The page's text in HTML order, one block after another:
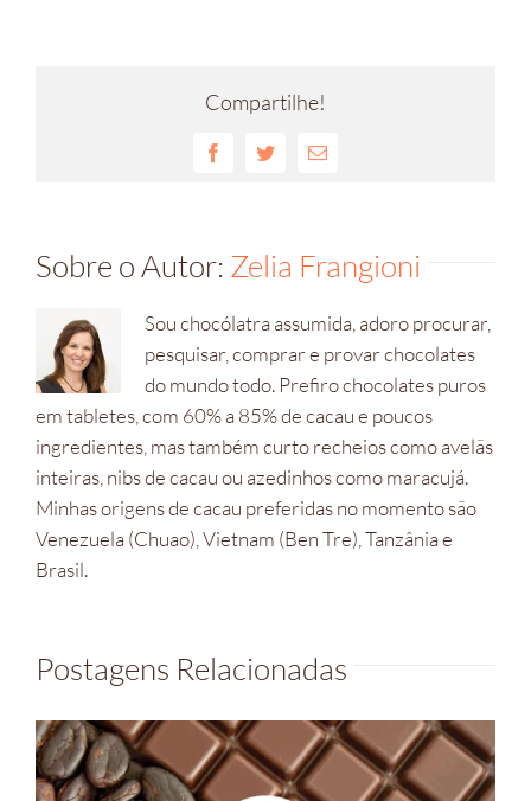
Compartilhe!
FacebookTwitterE-
Sobre o Autor: Zelia Frangioni
Sou chocólatra assumida, adoro procurar,
pesquisar, comprar e provar chocolates
do mundo todo. Prefiro chocolates puros
em tabletes, com 60% a 85% de cacau e poucos
ingredientes, mas também curto recheios como avelãs
inteiras, nibs de cacau ou azedinhos como maracujá.
Minhas origens de cacau preferidas no momento são
Venezuela (Chuao), Vietnam (Ben Tre), Tanzânia e
Brasil.
Postagens Relacionadas